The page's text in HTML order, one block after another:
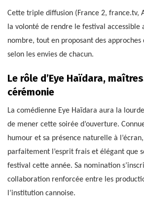
Cette triple diffusion (France 2, france.tv,
la volonté de rendre le festival accessible
nombre, tout en proposant des
selon les envies de chacun.
Le rôle d’Eye Haïdara,
cérémonie
La comédienne Eye Haïdara aura la
de mener cette soirée d’ouverture.
humour et sa présence naturelle à
parfaitement l’esprit frais et élégant que
festival cette année. Sa nomination
collaboration renforcée entre les
l’institution cannoise.